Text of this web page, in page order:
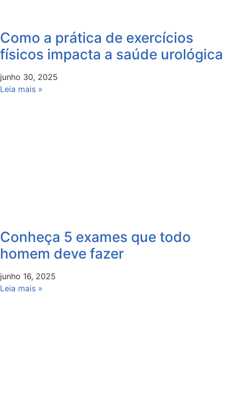
Como a prática de exercícios
físicos impacta a saúde urológica
junho 30, 2025
Leia mais »
Conheça 5 exames que todo
homem deve fazer
junho 16, 2025
Leia mais »